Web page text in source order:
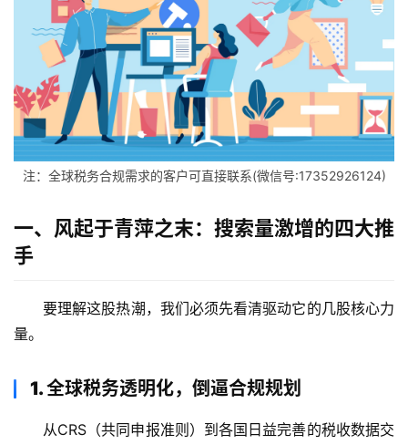
注：全球税务合规需求的客户可直接联系(微信号:17352926124)
一、风起于青萍之末：搜索量激增的四大推
手
要理解这股热潮，我们必须先看清驱动它的几股核心力
量。
1. 全球税务透明化，倒逼合规规划
从CRS（共同申报准则）到各国日益完善的税收数据交